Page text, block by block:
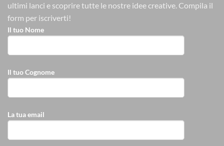
ultimi lanci e scoprire tutte le nostre idee creative. Compila il
form per iscriverti!
Il tuo Nome
Il tuo Cognome
La tua email